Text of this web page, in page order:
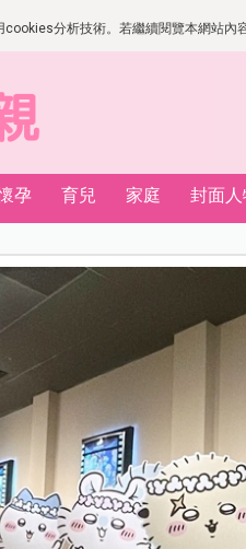
cookies分析技術。若繼續閱覽本網站
孕 育兒 家庭 封面人